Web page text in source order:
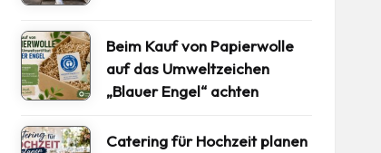
Beim Kauf von Papierwolle
auf das Umweltzeichen
„Blauer Engel“ achten
Catering für Hochzeit planen